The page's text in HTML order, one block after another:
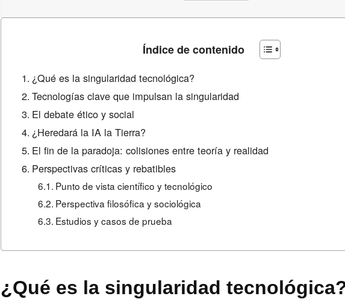
Índice de contenido
¿Qué es la singularidad tecnológica?
Tecnologías clave que impulsan la singularidad
El debate ético y social
¿Heredará la IA la Tierra?
El fin de la paradoja: colisiones entre teoría y realidad
Perspectivas críticas y rebatibles
Punto de vista científico y tecnológico
Perspectiva filosófica y sociológica
Estudios y casos de prueba
¿Qué es la singularidad